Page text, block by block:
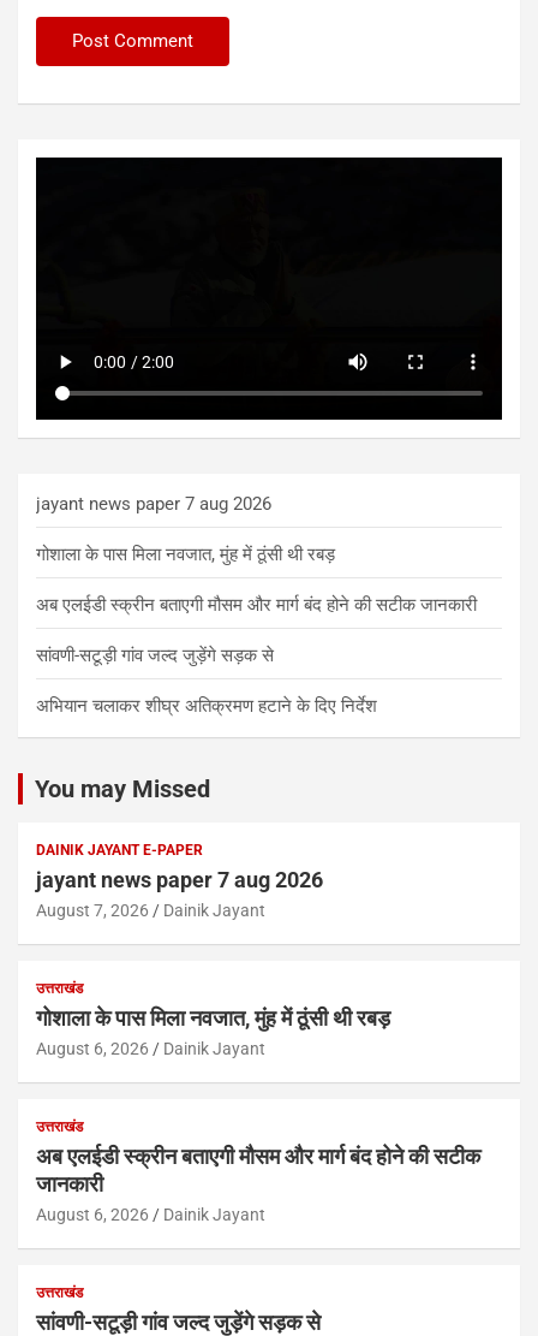
jayant news paper 7 aug 2026
गोशाला के पास मिला नवजात, मुंह में ठूंसी थी रबड़
अब एलईडी स्क्रीन बताएगी मौसम और मार्ग बंद होने की सटीक जानकारी
सांवणी-सटूड़ी गांव जल्द जुड़ेंगे सड़क से
अभियान चलाकर शीघ्र अतिक्रमण हटाने के दिए निर्देश
You may Missed
DAINIK JAYANT E-PAPER
jayant news paper 7 aug 2026
August 7, 2026 Dainik Jayant
उत्तराखंड
गोशाला के पास मिला नवजात, मुंह में ठूंसी थी रबड़
August 6, 2026 Dainik Jayant
उत्तराखंड
अब एलईडी स्क्रीन बताएगी मौसम और मार्ग बंद होने की सटीक
जानकारी
August 6, 2026 Dainik Jayant
उत्तराखंड
सांवणी-सटूड़ी गांव जल्द जुड़ेंगे सड़क से